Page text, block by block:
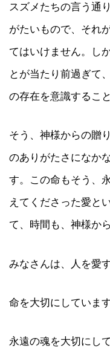
スズメたちの言う通
がたいもので、それ
てはいけません。し
とが当たり前過ぎて
の存在を意識するこ
そう、神様からの贈
のありがたさになか
す。この命もそう、
えてくださった愛と
て、時間も、神様か
みなさんは、人を愛
命を大切にしていま
永遠の魂を大切にし